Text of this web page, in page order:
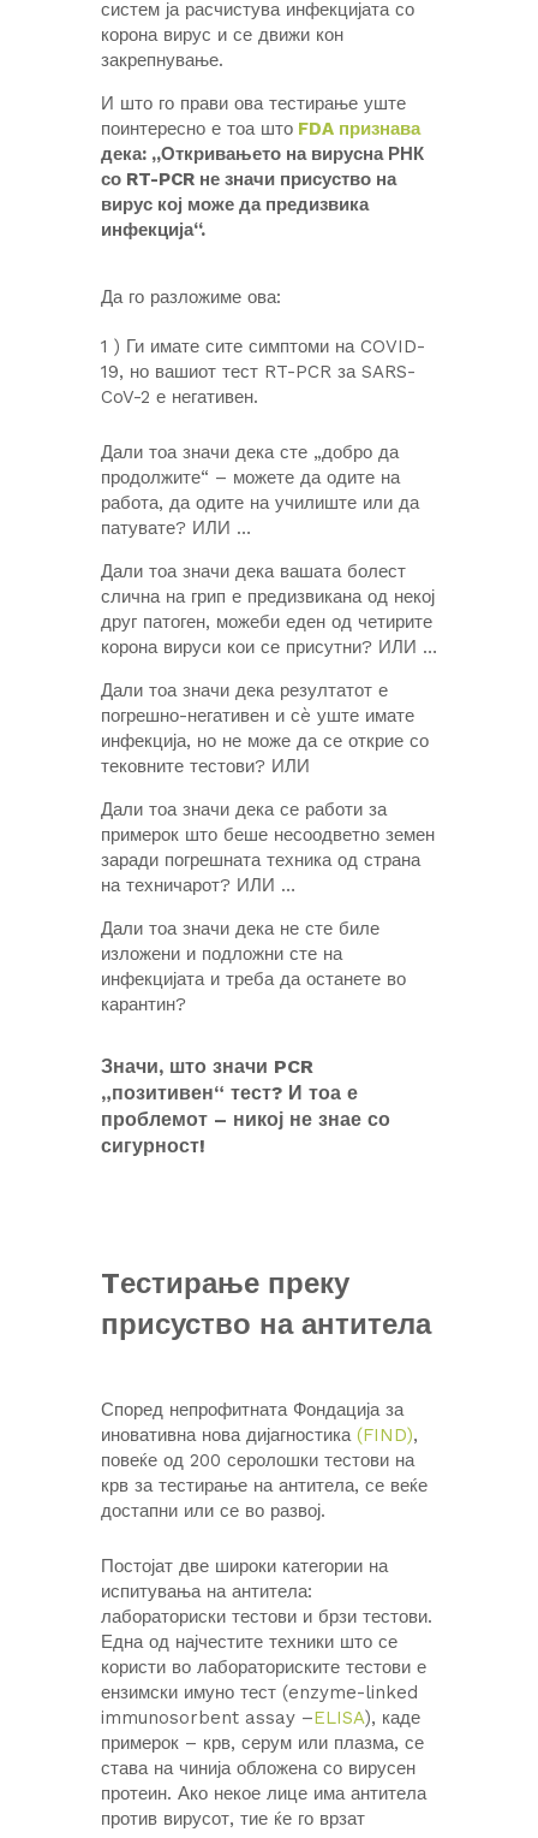
систем ја расчистува инфекцијата со
корона вирус и се движи кон
закрепнување.
И што го прави ова тестирање уште
поинтересно е тоа што FDA признава
дека: „Откривањето на вирусна РНК
со RT-PCR не значи присуство на
вирус кој може да предизвика
инфекција“.
Да го разложиме ова:
1 ) Ги имате сите симптоми на COVID-
19, но вашиот тест RT-PCR за SARS-
CoV-2 е негативен.
Дали тоа значи дека сте „добро да
продолжите“ – можете да одите на
работа, да одите на училиште или да
патувате? ИЛИ …
Дали тоа значи дека вашата болест
слична на грип е предизвикана од некој
друг патоген, можеби еден од четирите
корона вируси кои се присутни? ИЛИ …
Дали тоа значи дека резултатот е
погрешно-негативен и сè уште имате
инфекција, но не може да се открие со
тековните тестови? ИЛИ
Дали тоа значи дека се работи за
примерок што беше несоодветно земен
заради погрешната техника од страна
на техничарот? ИЛИ …
Дали тоа значи дека не сте биле
изложени и подложни сте на
инфекцијата и треба да останете во
карантин?
Значи, што значи PCR
„позитивен“ тест? И тоа е
проблемот – никој не знае со
сигурност!
Tестирање преку
присуство на антитела
Според непрофитната Фондација за
иновативна нова дијагностика (FIND),
повеќе од 200 серолошки тестови на
крв за тестирање на антитела, се веќе
достапни или се во развој.
Постојат две широки категории на
испитувања на антитела:
лабораториски тестови и брзи тестови.
Една од најчестите техники што се
користи во лабораториските тестови е
ензимски имуно тест (enzyme-linked
immunosorbent assay –ELISA), каде
примерок – крв, серум или плазма, се
става на чинија обложена со вирусен
протеин. Ако некое лице има антитела
против вирусот, тие ќе го врзат